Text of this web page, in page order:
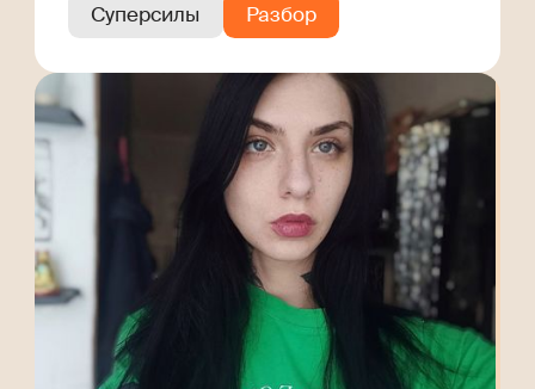
Суперсилы Разбор